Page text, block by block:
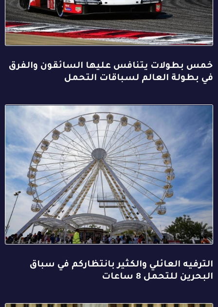
خمس بطولات يتنافس عليها السائقون والفرق
في بطولة العالم لسباقات التحمل
الترفيه العائلي والكثير بانتظاركم في سباق
البحرين للتحمل 8 ساعات